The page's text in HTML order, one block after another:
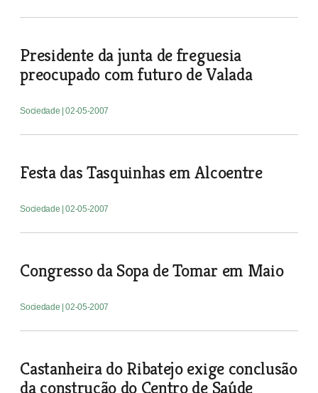
Presidente da junta de freguesia
preocupado com futuro de Valada
Sociedade | 02-05-2007
Festa das Tasquinhas em Alcoentre
Sociedade | 02-05-2007
Congresso da Sopa de Tomar em Maio
Sociedade | 02-05-2007
Castanheira do Ribatejo exige conclusão
da construção do Centro de Saúde